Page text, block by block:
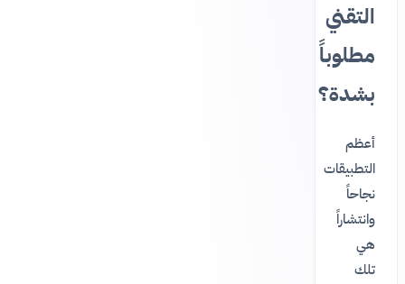
التقني
مطلوباً
بشدة؟
أعظم
التطبيقات
نجاحاً
وانتشاراً
هي
تلك